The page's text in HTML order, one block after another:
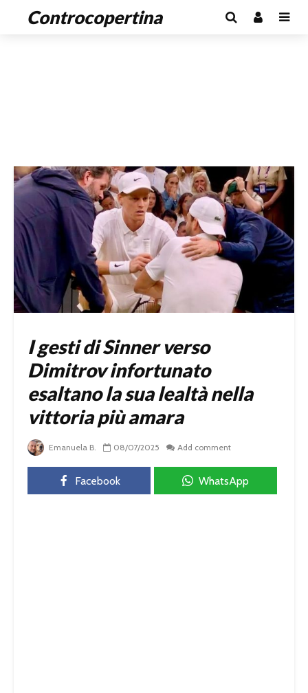
Controcopertina
I gesti di Sinner verso
Dimitrov infortunato
esaltano la sua lealtà nella
vittoria più amara
Emanuela B. 08/07/2025 Add comment
Facebook WhatsApp